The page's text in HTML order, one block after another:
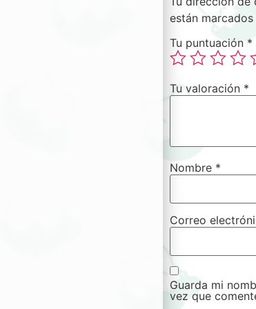
están
Tu puntuación *
Tu valoración *
Nombre *
Correo
Guarda mi
vez que